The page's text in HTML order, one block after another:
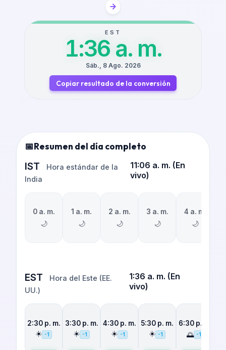
EST
1:36 a. m.
Sáb., 8 Ago. 2026
Copiar resultado de la conversión
Resumen del día completo
IST
Hora estándar de la
India
11:06 a. m. (En
vivo)
0 a. m.
🌙
1 a. m.
🌙
2 a. m.
🌙
3 a. m.
🌙
4 a. m.
🌙
EST
Hora del Este (EE.
UU.)
1:36 a. m. (En
vivo)
2:30 p. m.
☀️ -1
3:30 p. m.
☀️ -1
4:30 p. m.
☀️ -1
5:30 p. m.
☀️ -1
6:30 p. m.
🌅 -1